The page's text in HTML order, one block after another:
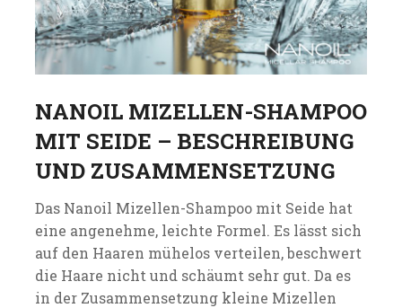
NANOIL MIZELLEN-SHAMPOO
MIT SEIDE – BESCHREIBUNG
UND ZUSAMMENSETZUNG
Das Nanoil Mizellen-Shampoo mit Seide hat
eine angenehme, leichte Formel. Es lässt sich
auf den Haaren mühelos verteilen, beschwert
die Haare nicht und schäumt sehr gut. Da es
in der Zusammensetzung kleine Mizellen